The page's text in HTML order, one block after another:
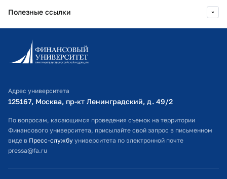
Полезные ссылки
Информационно-образовательный портал
Личный кабинет поступающего
Оплата обучения
Расписание занятий
Студенческий офис
Официальный адрес электронной почты
Адрес университета
125167, Москва, пр-кт Ленинградский, д. 49/2​
По вопросам, касающимся проведения съемок на территории
Финансового университета, присылайте свой запрос в письменном
виде в Пресс-службу университета по электронной почте
pressa@fa.ru